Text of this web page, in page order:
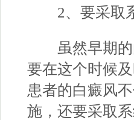
2、要采取系
虽然早期的
要在这个时候
患者的白癜风
施，还要采取